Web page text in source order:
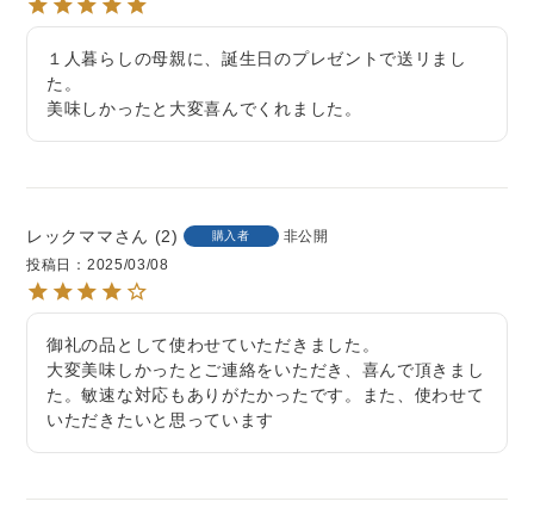
１人暮らしの母親に、誕生日のプレゼントで送リまし
た。
レックママ 2 購入者
非公開
投稿日
2025/03/08
御礼の品として使わせていただきました。
大変美味しかったとご連絡をいただき、喜んで頂きまし
た。敏速な対応もありがたかったです。また、使わせて
いただきたいと思っています